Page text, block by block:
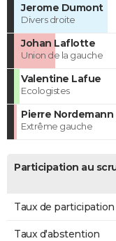
Jerome Dumont
Divers droite
Johan Laflotte
Union de la gauche
Valentine Lafue
Ecologistes
Pierre Nordemann
Extrême gauche
Participation au
Taux de participation
Taux d'abstention